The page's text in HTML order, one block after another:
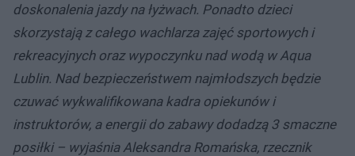
doskonalenia jazdy na łyżwach. Ponadto dzieci
skorzystają z całego wachlarza zajęć sportowych i
rekreacyjnych oraz wypoczynku nad wodą w Aqua
Lublin. Nad bezpieczeństwem najmłodszych będzie
czuwać wykwalifikowana kadra opiekunów i
instruktorów, a energii do zabawy dodadzą 3 smaczne
posiłki – wyjaśnia Aleksandra Romańska, rzecznik